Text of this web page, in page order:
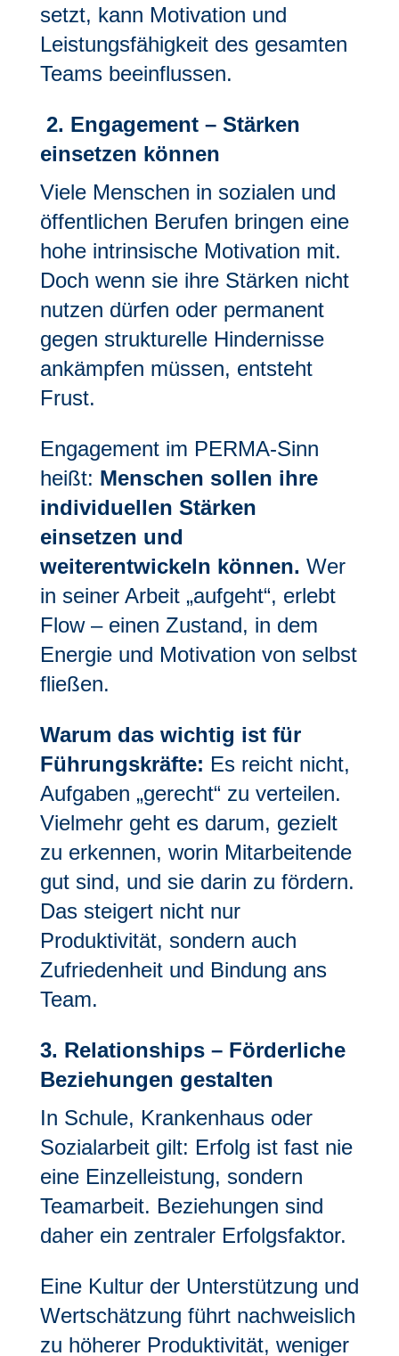
setzt, kann Motivation und
Leistungsfähigkeit des gesamten
Teams beeinflussen.
2. Engagement – Stärken
einsetzen können
Viele Menschen in sozialen und
öffentlichen Berufen bringen eine
hohe intrinsische Motivation mit.
Doch wenn sie ihre Stärken nicht
nutzen dürfen oder permanent
gegen strukturelle Hindernisse
ankämpfen müssen, entsteht
Frust.
Engagement im PERMA-Sinn
heißt: Menschen sollen ihre
individuellen Stärken
einsetzen und
weiterentwickeln können. Wer
in seiner Arbeit „aufgeht“, erlebt
Flow – einen Zustand, in dem
Energie und Motivation von selbst
fließen.
Warum das wichtig ist für
Führungskräfte: Es reicht nicht,
Aufgaben „gerecht“ zu verteilen.
Vielmehr geht es darum, gezielt
zu erkennen, worin Mitarbeitende
gut sind, und sie darin zu fördern.
Das steigert nicht nur
Produktivität, sondern auch
Zufriedenheit und Bindung ans
Team.
3. Relationships – Förderliche
Beziehungen gestalten
In Schule, Krankenhaus oder
Sozialarbeit gilt: Erfolg ist fast nie
eine Einzelleistung, sondern
Teamarbeit. Beziehungen sind
daher ein zentraler Erfolgsfaktor.
Eine Kultur der Unterstützung und
Wertschätzung führt nachweislich
zu höherer Produktivität, weniger